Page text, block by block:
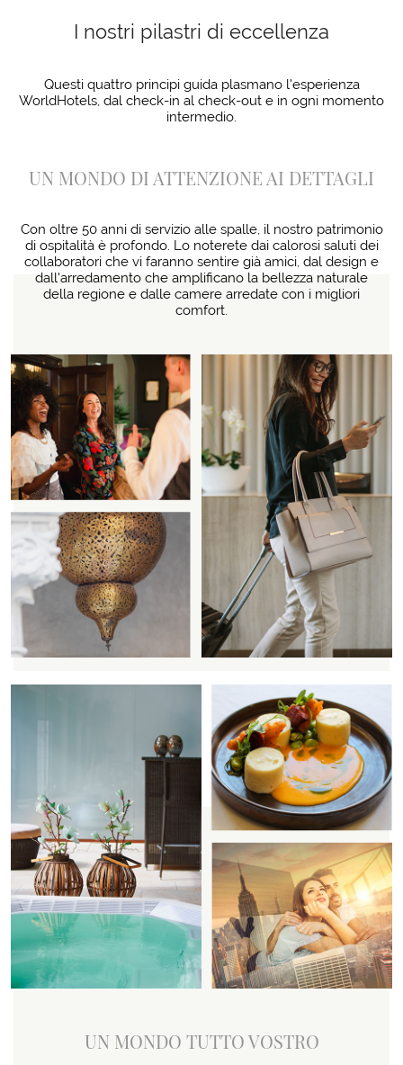
I nostri pilastri di eccellenza
Questi quattro principi guida plasmano l'esperienza
WorldHotels, dal check-in al check-out e in ogni momento
intermedio.
UN MONDO DI ATTENZIONE AI DETTAGLI
Con oltre 50 anni di servizio alle spalle, il nostro patrimonio
di ospitalità è profondo. Lo noterete dai calorosi saluti dei
collaboratori che vi faranno sentire già amici, dal design e
dall'arredamento che amplificano la bellezza naturale
della regione e dalle camere arredate con i migliori
comfort.
UN MONDO TUTTO VOSTRO